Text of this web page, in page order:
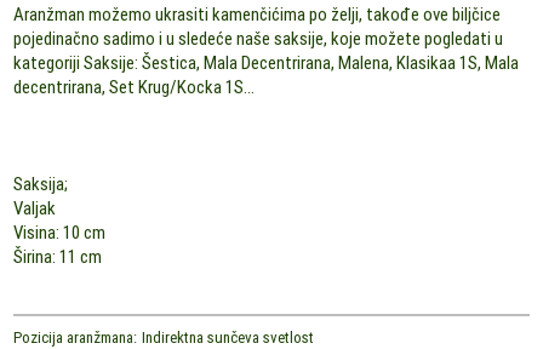
Aranžman možemo ukrasiti kamenčićima po želji, takođe ove biljčice
pojedinačno sadimo i u sledeće naše saksije, koje možete pogledati u
kategoriji Saksije: Šestica, Mala Decentrirana, Malena, Klasikaa 1S, Mala
decentrirana, Set Krug/Kocka 1S...
Saksija;
Valjak
Visina: 10 cm
Širina: 11 cm
Pozicija aranžmana: Indirektna sunčeva svetlost